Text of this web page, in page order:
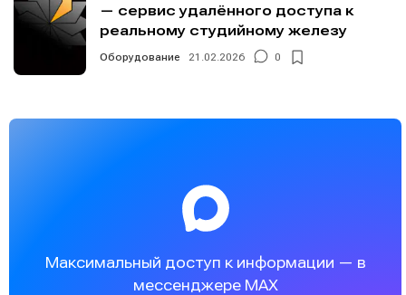
— сервис удалённого доступа к
реальному студийному железу
Оборудование 21.02.2026 0
Максимальный доступ к информации — в
мессенджере MAX